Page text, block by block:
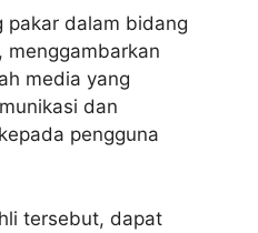
pakar dalam bidang
menggambarkan
media yang
dan
pengguna
tersebut, dapat